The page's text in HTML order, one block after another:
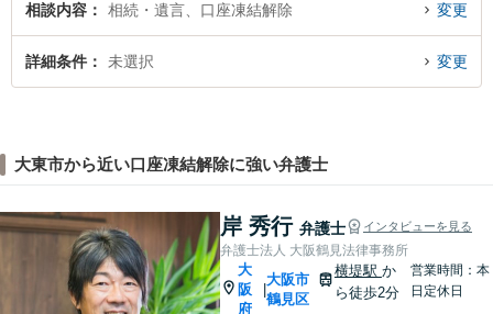
相談内容 相続・遺言、口座凍結解除 変更
詳細条件 未選択 変更
大東市から近い口座凍結解除に強い弁護士
岸 秀行 弁護士 インタビューを見る
弁護士法人 大阪鶴見法律事務所
大
阪
府
大阪市
鶴見区
横堤駅 か
ら徒歩2分
営業時間：本
日定休日